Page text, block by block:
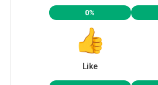
0%
Like